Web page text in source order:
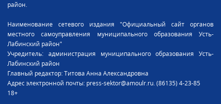
район.
Наименование сетевого издания "Официальный сайт органов
местного самоуправления муниципального образования Усть-
Лабинский район"
Учредитель: администрация муниципального образования Усть-
Лабинский район
Главный редактор: Титова Анна Александровна
Адрес электронной почты: press-sektor@amoulr.ru. (86135) 4-23-85
18+